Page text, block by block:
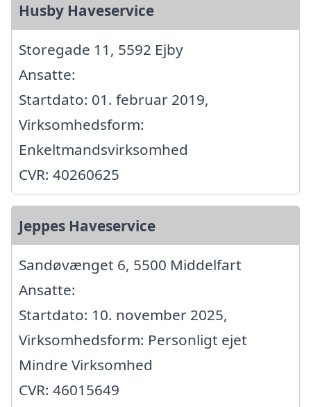
Husby Haveservice
Storegade 11, 5592 Ejby
Ansatte:
Startdato: 01. februar 2019,
Virksomhedsform:
Enkeltmandsvirksomhed
CVR: 40260625
Jeppes Haveservice
Sandøvænget 6, 5500 Middelfart
Ansatte:
Startdato: 10. november 2025,
Virksomhedsform: Personligt ejet
Mindre Virksomhed
CVR: 46015649